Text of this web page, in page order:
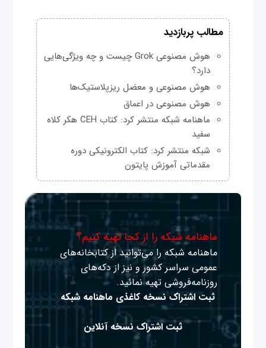
مطالب پربازدید
هوش مصنوعی Grok چیست و چه ویژگی‌هایی
دارد؟
هوش مصنوعی و معضل ریزپلاستیک‌ها
هوش مصنوعی در اعماق
ماهنامه شبکه منتشر کرد: کتاب CEH هکر کلاه
سفید
شبکه منتشر کرد: کتاب الکترونیکی دوره
مقدماتی آموزش پایتون
ماهنامه شبکه را از کجا تهیه کنیم؟
ماهنامه شبکه را می‌توانید از کتابخانه‌های
عمومی سراسر کشور و نیز از دکه‌های
روزنامه‌فروشی تهیه نمائید.
ثبت اشتراک نسخه کاغذی ماهنامه شبکه
ثبت اشتراک نسخه آنلاین